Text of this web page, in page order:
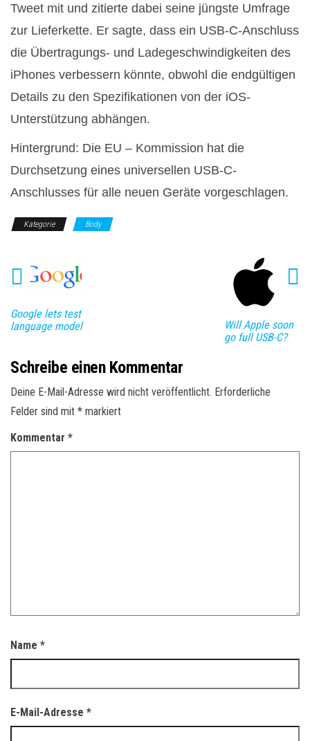
Tweet mit und zitierte dabei seine jüngste Umfrage
zur Lieferkette. Er sagte, dass ein USB-C-Anschluss
die Übertragungs- und Ladegeschwindigkeiten des
iPhones verbessern könnte, obwohl die endgültigen
Details zu den Spezifikationen von der iOS-
Unterstützung abhängen.
Hintergrund: Die EU – Kommission hat die
Durchsetzung eines universellen USB-C-
Anschlusses für alle neuen Geräte vorgeschlagen.
Kategorie Body
Google lets test
language model
Will Apple soon
go full USB-C?
Schreibe einen Kommentar
Deine E-Mail-Adresse wird nicht veröffentlicht. Erforderliche
Felder sind mit * markiert
Kommentar *
Name *
E-Mail-Adresse *